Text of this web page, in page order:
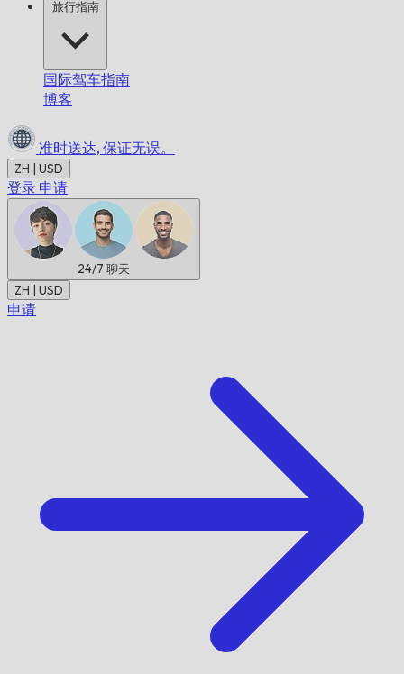
旅行指南
国际驾车指南
博客
准时送达, 保证无误。
ZH | USD
登录 申请
24/7 聊天
ZH | USD
申请